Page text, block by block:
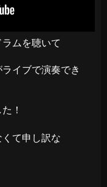
ラムを聴いて
イブで演奏でき
！
て申し訳な